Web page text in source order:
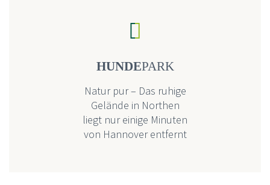


HUNDEPARK
Natur pur – Das ruhige
Gelände in Northen
liegt nur einige Minuten
von Hannover entfernt